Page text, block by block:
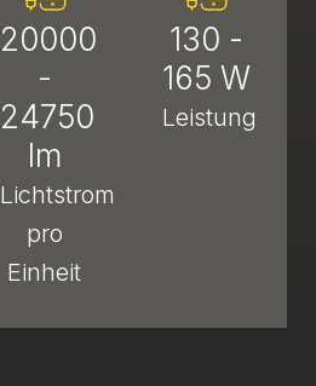
20000
-
24750
lm
Lichtstrom
pro
Einheit
130 -
165 W
Leistung